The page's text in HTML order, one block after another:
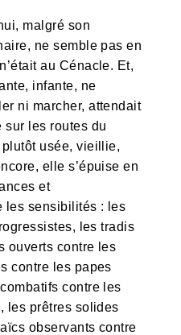
malgré son
ne semble pas en
au Cénacle. Et,
infante, ne
ni marcher, attendait
sur les routes du
usée, vieillie,
elle s’épuise en
et
les sensibilités : les
les tradis
ouverts contre les
contre les papes
contre les
les prêtres solides
observants contre